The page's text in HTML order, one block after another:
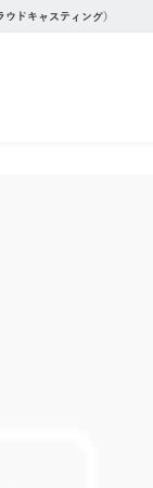
ドキャスティング）